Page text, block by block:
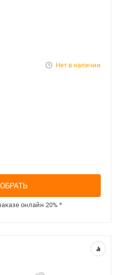
Нет в наличии
онлайн 20% *